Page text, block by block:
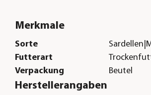
Merkmale
Sorte
Futterart
Verpackung
Beutel
Herstellerangaben